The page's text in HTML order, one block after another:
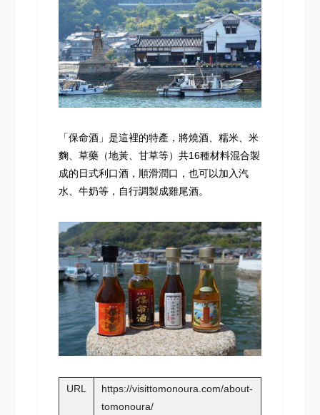
「保命酒」是這裡的特產，將燒酒、糯米、米
麴、草藥（地黃、甘草等）共16種材料混合製
成的日式利口酒，順滑潤口，也可以加入汽
水、牛奶等，自行調製成雞尾酒。
URL
https://visittomonoura.com/about-
tomonoura/